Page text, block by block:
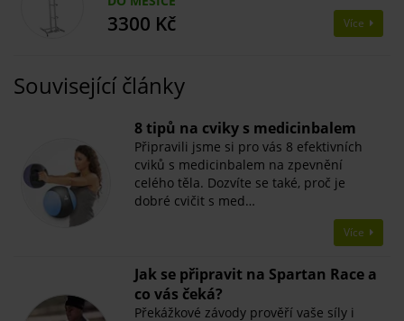
3300 Kč Více
Související články
8 tipů na cviky s medicinbalem
Připravili jsme si pro vás 8 efektivních
cviků s medicinbalem na zpevnění
celého těla. Dozvíte se také, proč je
dobré cvičit s med…
Více
Jak se připravit na Spartan Race a
co vás čeká?
Překážkové závody prověří vaše síly i